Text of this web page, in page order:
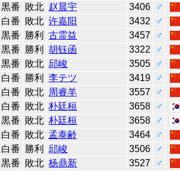
黒番 敗北 赵晨宇 3406
♂
白番 敗北 许嘉阳 3432
♂
黒番 勝利 古霊益 3457
♂
黒番 勝利 胡钰函 3322
♂
黒番 敗北 邱峻 3505
♂
白番 勝利 李テツ 3419
♂
白番 敗北 周睿羊 3557
♂
白番 敗北 朴廷桓 3658
♂
黒番 敗北 朴廷桓 3658
♂
白番 敗北 孟泰齢 3464
♂
白番 勝利 邱峻 3506
♂
黒番 敗北 杨鼎新 3527
♂